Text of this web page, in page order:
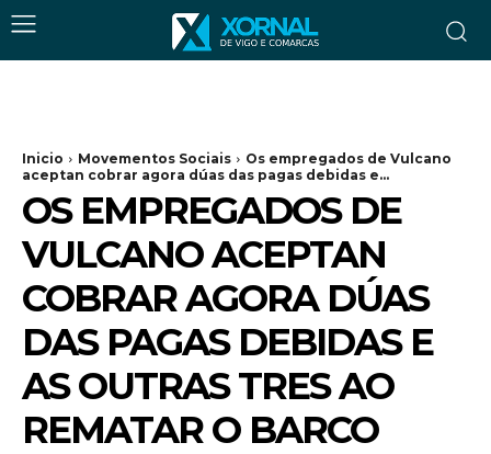
Inicio Movementos Sociais
Os empregados de Vulcano
aceptan cobrar agora dúas das pagas debidas e...
OS EMPREGADOS DE
VULCANO ACEPTAN
COBRAR AGORA DÚAS
DAS PAGAS DEBIDAS E
AS OUTRAS TRES AO
REMATAR O BARCO